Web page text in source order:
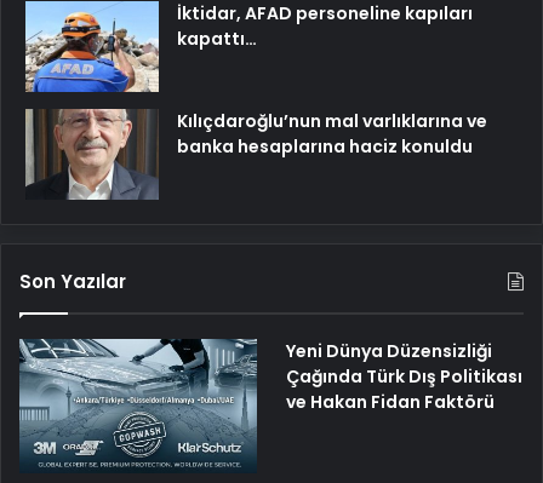
İktidar, AFAD personeline kapıları
kapattı…
Kılıçdaroğlu’nun mal varlıklarına ve
banka hesaplarına haciz konuldu
Son Yazılar
Yeni Dünya Düzensizliği
Çağında Türk Dış Politikası
ve Hakan Fidan Faktörü